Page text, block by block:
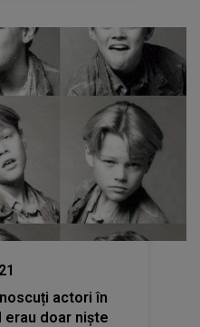
actori în
erau doar niște